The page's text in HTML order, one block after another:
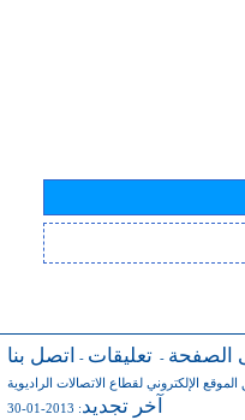
الصفحة - تعليقات - اتصل بنا
الإلكتروني لقطاع الاتصالات الراديوية
آخر تجديد: 2013-01-30